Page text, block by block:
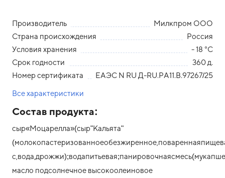
Производитель
Милкпром ООО
Страна происхождения
Россия
Условия хранения
- 18 °С
Срок годности
360 д.
Номер сертификата
ЕАЭС N RU Д-RU.РА11.В.97267/25
Все характеристики
Состав продукта:
сыр«Моцарелла»(сыр"Кальята"
масло подсолнечное высокоолеиновое